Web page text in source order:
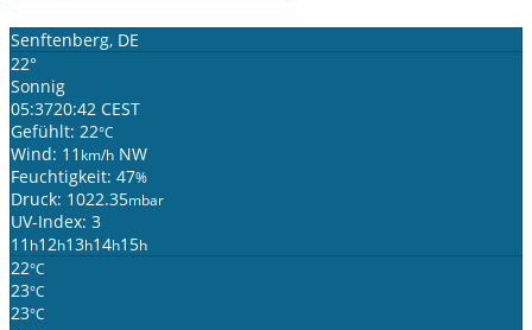
Senftenberg, DE
22°
Sonnig
05:3720:42 CEST
Gefühlt: 22°C
Wind: 11 km/h NW
Feuchtigkeit: 47%
Druck: 1022.35mbar
UV-Index: 3
11 h12h13h14h15h
22°C
23°C
23°C